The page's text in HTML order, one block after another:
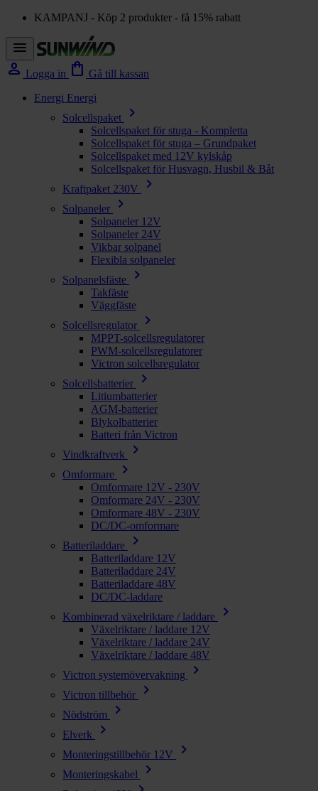
KAMPANJ - Köp 2 produkter - få 15% rabatt
menu
person Logga in shopping_bag Gå till kassan
Energi Energi
Solcellspaket
chevron_right
Solcellspaket för stuga - Kompletta
Solcellspaket för stuga – Grundpaket
Solcellspaket med 12V kylskåp
Solcellspaket för Husvagn, Husbil & Båt
Kraftpaket 230V
chevron_right
Solpaneler chevron_right
Solpaneler 12V
Solpaneler 24V
Vikbar solpanel
Flexibla solpaneler
Solpanelsfäste
chevron_right
Takfäste
Väggfäste
Solcellsregulator
chevron_right
MPPT-solcellsregulatorer
PWM-solcellsregulatorer
Victron solcellsregulator
Solcellsbatterier
chevron_right
Litiumbatterier
AGM-batterier
Blykolbatterier
Batteri från Victron
Vindkraftverk
chevron_right
Omformare chevron_right
Omformare 12V - 230V
Omformare 24V - 230V
Omformare 48V - 230V
DC/DC-omformare
Batteriladdare
chevron_right
Batteriladdare 12V
Batteriladdare 24V
Batteriladdare 48V
DC/DC-laddare
Kombinerad växelriktare / laddare
chevron_right
Växelriktare / laddare 12V
Växelriktare / laddare 24V
Växelriktare / laddare 48V
Victron systemövervakning
chevron_right
Victron tillbehör chevron_right
Nödström chevron_right
Elverk chevron_right
Monteringstillbehör 12V chevron_right
Monteringskabel chevron_right